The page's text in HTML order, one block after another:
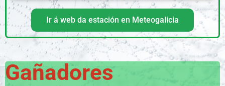
Ir á web da estación en Meteogalicia
Gañadores